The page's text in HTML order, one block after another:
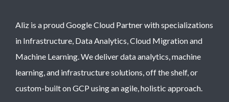
Aliz is a proud Google Cloud Partner with specializations
in Infrastructure, Data Analytics, Cloud Migration and
Machine Learning. We deliver data analytics, machine
learning, and infrastructure solutions, off the shelf, or
custom-built on GCP using an agile, holistic approach.